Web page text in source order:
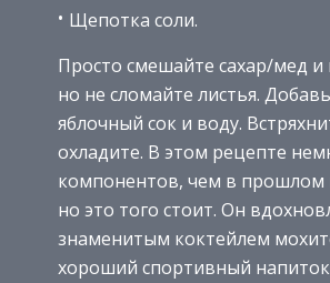
Щепотка соли.
Просто смешайте сахар/мед и
но не сломайте листья.
яблочный сок и воду.
охладите. В этом рецепте
компонентов, чем в прошлом
но это того стоит. Он
знаменитым коктейлем
хороший спортивный